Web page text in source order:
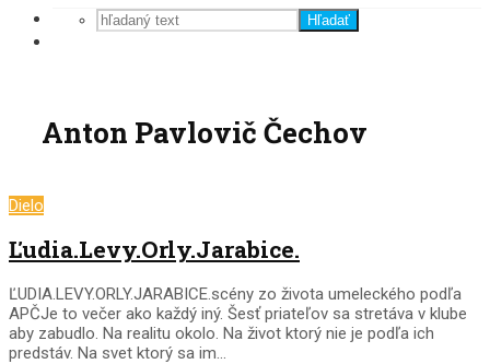
Hľadať
Anton Pavlovič Čechov
Dielo
Ľudia.Levy.Orly.Jarabice.
ĽUDIA.LEVY.ORLY.JARABICE.scény zo života umeleckého podľa
APČJe to večer ako každý iný. Šesť priateľov sa stretáva v klube
aby zabudlo. Na realitu okolo. Na život ktorý nie je podľa ich
predstáv. Na svet ktorý sa im...